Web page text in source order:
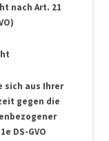
nach Art. 21
sich aus Ihrer
gegen die
DS-GVO